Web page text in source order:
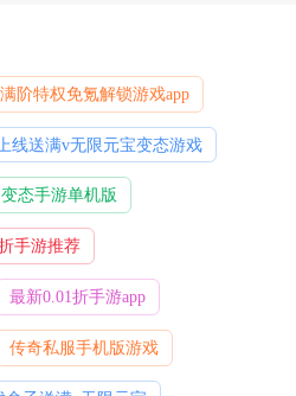
满阶特权免氪解锁游戏app
上线送满v无限元宝变态游戏
变态手游单机版
手游推荐
最新0.01折手游app
传奇私服手机版游戏